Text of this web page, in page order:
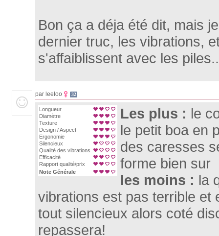
Bon ça a déja été dit, mais
dernier truc, les vibrations,
s'affaiblissent avec les
par leeloo 32
Longueur
Diamètre
Texture
Design / Aspect
Ergonomie
Silencieux
Qualité des vibrations
Efficacité
Rapport qualité/prix
Note Générale
Les plus : le
le petit boa en
des caresses
forme bien sur
les moins : la
vibrations est pas terrible et
tout silencieux alors coté
repassera!